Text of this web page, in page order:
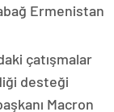
Ermenistan
çatışmalar
desteği
Macron